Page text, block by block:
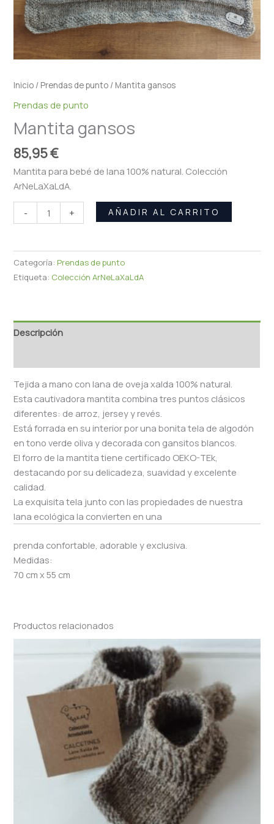
Inicio / Prendas de punto / Mantita gansos
Prendas de punto
Mantita gansos
85,95€
Mantita para bebé de lana 100% natural. Colección
ArNeLaXaLdA.
- + AÑADIR AL CARRITO
Categoría: Prendas de punto
Etiqueta: Colección ArNeLaXaLdA
Descripción
Tejida a mano con lana de oveja xalda 100% natural.
Esta cautivadora mantita combina tres puntos clásicos
diferentes: de arroz, jersey y revés.
Está forrada en su interior por una bonita tela de algodón
en tono verde oliva y decorada con gansitos blancos.
El forro de la mantita tiene certificado OEKO-TEk,
destacando por su delicadeza, suavidad y excelente
calidad.
La exquisita tela junto con las propiedades de nuestra
lana ecológica la convierten en una
prenda confortable, adorable y exclusiva.
Medidas:
70 cm x 55 cm
Productos relacionados